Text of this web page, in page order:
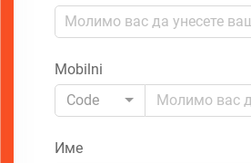
Mobilni
Code
Име